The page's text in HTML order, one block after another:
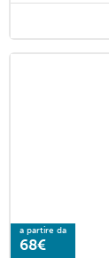
a partire da
68€